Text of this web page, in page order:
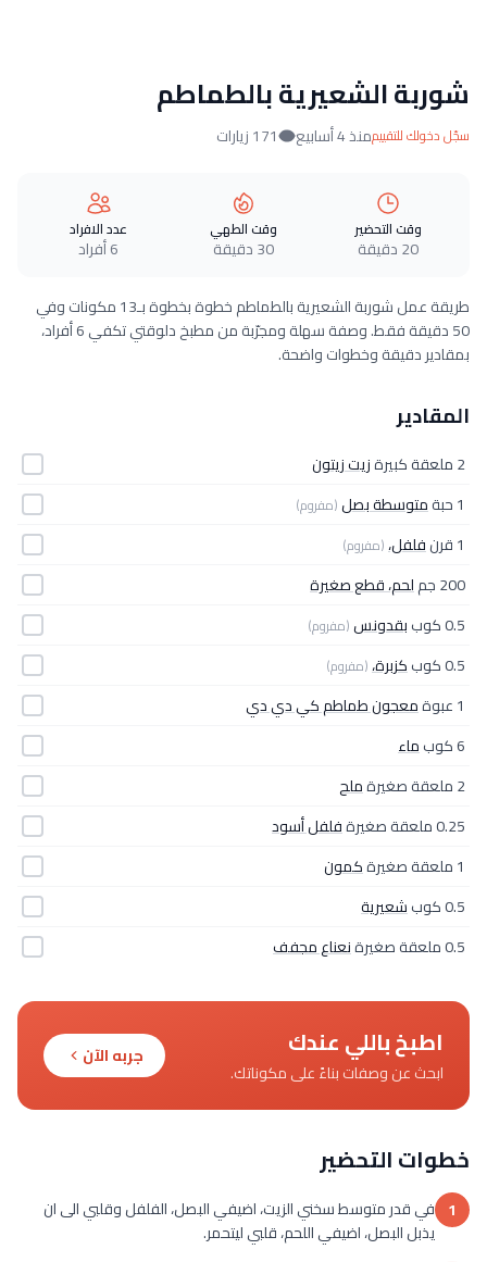
شوربة الشعيرية بالطماطم
سجّل دخولك للتقييممنذ 4 أسابيع 171 زيارات
وقت التحضير
20 دقيقة
وقت الطهي
30 دقيقة
عدد الافراد
6 أفراد
طريقة عمل شوربة الشعيرية بالطماطم خطوة بخطوة بـ13 مكونات وفي
50 دقيقة فقط. وصفة سهلة ومجرّبة من مطبخ دلوقتي تكفي 6 أفراد،
بمقادير دقيقة وخطوات واضحة.
المقادير
2 ملعقة كبيرة
زيت زيتون
1 حبة
متوسطة بصل(مفروم)
1 قرن فلفل،(مفروم)
200 جم
لحم، قطع صغيرة
0.5 كوب
بقدونس(مفروم)
0.5 كوب كزبرة،(مفروم)
1 عبوة
معجون طماطم كي دي دي
6 كوب
ماء
2 ملعقة صغيرة
ملح
0.25 ملعقة صغيرة
فلفل أسود
1 ملعقة صغيرة
كمون
0.5 كوب
شعيرية
0.5 ملعقة صغيرة
نعناع مجفف
اطبخ باللي عندك
ابحث عن وصفات بناءً على مكوناتك.
جربه الآن
خطوات التحضير
1 في قدر متوسط سخني الزيت، اضيفي البصل، الفلفل وقلبي الى ان
يذبل البصل، اضيفي اللحم، قلبي ليتحمر.